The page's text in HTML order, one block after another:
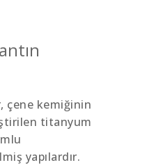
çene kemiğinin
titanyum
yapılardır.